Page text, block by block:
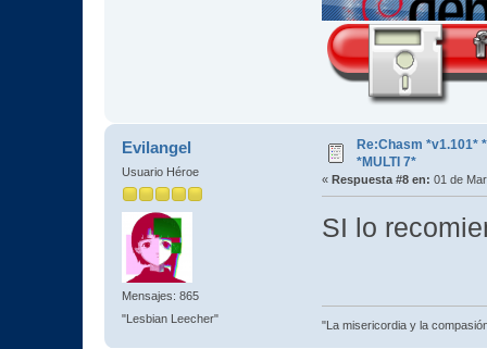
Evilangel
Usuario Héroe
Mensajes: 865
"Lesbian Leecher"
Re:Chasm *v1.101*
*MULTI 7*
« Respuesta #8 en: 01 de
SI lo
"La misericordia y la